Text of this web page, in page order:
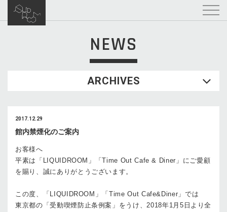
NEWS
ARCHIVES
2017.12.29
館内禁煙化のご案内
お客様へ
平素は「LIQUIDROOM」「Time Out Cafe & Diner」にご愛顧
を賜り、誠にありがとうございます。
この度、「LIQUIDROOM」「Time Out Cafe&Diner」では
東京都の「受動喫煙防止条例案」をうけ、2018年1月5日より全